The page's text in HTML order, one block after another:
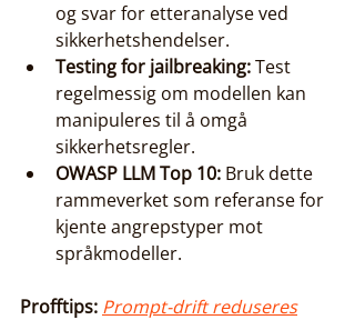
og svar for etteranalyse ved
sikkerhetshendelser.
Testing for jailbreaking: Test
regelmessig om modellen kan
manipuleres til å omgå
sikkerhetsregler.
OWASP LLM Top 10: Bruk dette
rammeverket som referanse for
kjente angrepstyper mot
språkmodeller.
Profftips: Prompt-drift reduseres